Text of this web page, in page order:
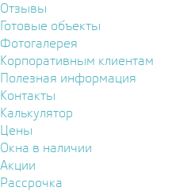
Отзывы
Готовые объекты
Фотогалерея
Корпоративным клиентам
Полезная информация
Контакты
Калькулятор
Цены
Окна в наличии
Акции
Рассрочка